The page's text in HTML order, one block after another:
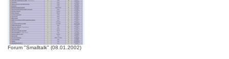
Forum "Smalltalk" (08.01.2002)